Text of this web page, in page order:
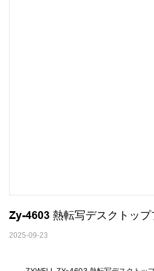
Zy-4603 熱転写デスクトップ
2025-09-23